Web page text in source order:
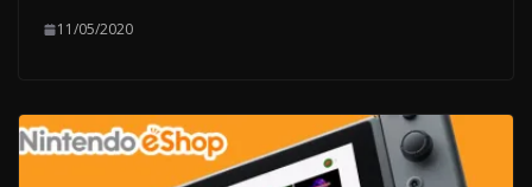
11/05/2020